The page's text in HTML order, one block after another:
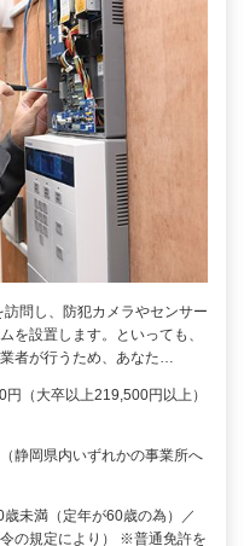
問し、防犯カメラやセンサー
を設置します。といっても、
者が行うため、あなた…
（大卒以上219,500円以上）
静岡県内いずれかの事業所へ
未満（定年が60歳の為）／
の規定により） ※普通免許を